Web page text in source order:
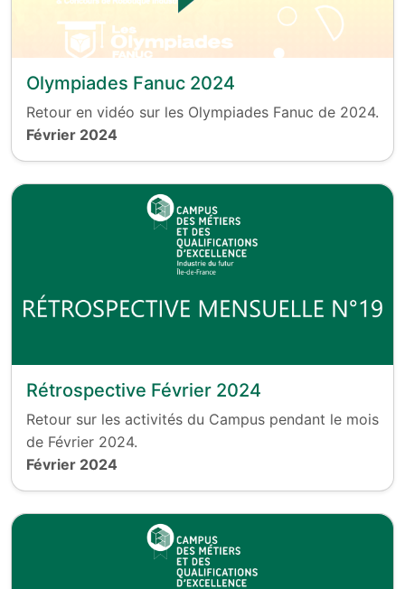
Olympiades Fanuc 2024
Retour en vidéo sur les Olympiades Fanuc de 2024.
Février 2024
Rétrospective Février 2024
Retour sur les activités du Campus pendant le mois
de Février 2024.
Février 2024